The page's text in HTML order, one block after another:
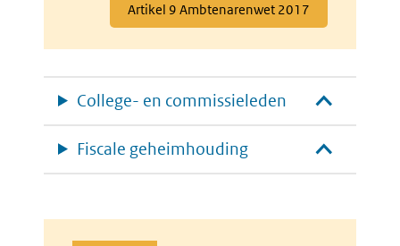
Externe
link:
Artikel 9 Ambtenarenwet 2017
College- en commissieleden
Fiscale geheimhouding